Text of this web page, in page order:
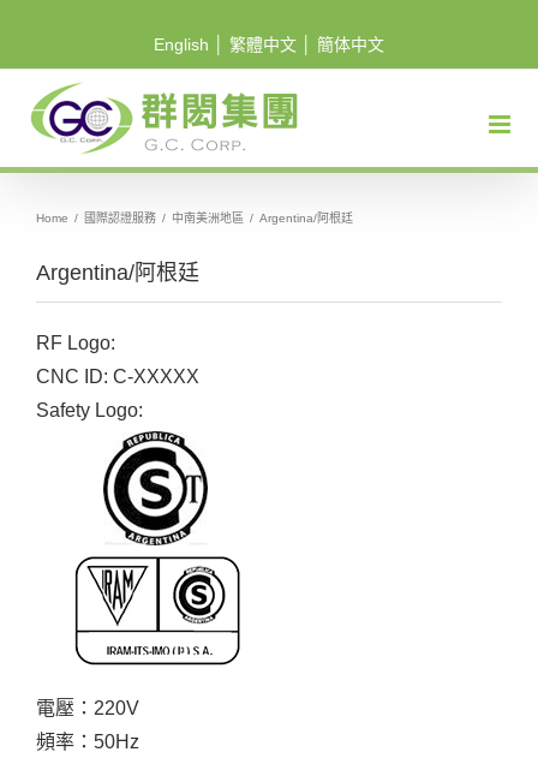
English 繁體中文 簡体中文
Home / 國際認證服務 / 中南美洲地區 / Argentina/阿根廷
Argentina/阿根廷
RF Logo:
CNC ID: C-XXXXX
Safety Logo:
電壓：220V
頻率：50Hz